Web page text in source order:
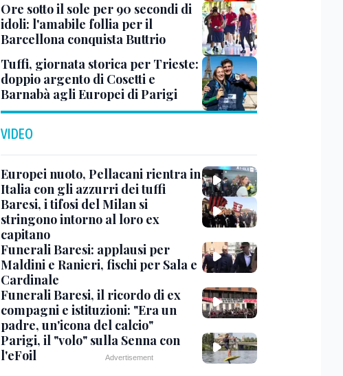
Ore sotto il sole per 90 secondi di
idoli: l'amabile follia per il
Barcellona conquista Buttrio
Tuffi, giornata storica per Trieste:
doppio argento di Cosetti e
Barnabà agli Europei di Parigi
VIDEO
Europei nuoto, Pellacani rientra in
Italia con gli azzurri dei tuffi
Baresi, i tifosi del Milan si
stringono intorno al loro ex
capitano
Funerali Baresi: applausi per
Maldini e Ranieri, fischi per Sala e
Cardinale
Funerali Baresi, il ricordo di ex
compagni e istituzioni: "Era un
padre, un'icona del calcio"
Parigi, il "volo" sulla Senna con
l'eFoil